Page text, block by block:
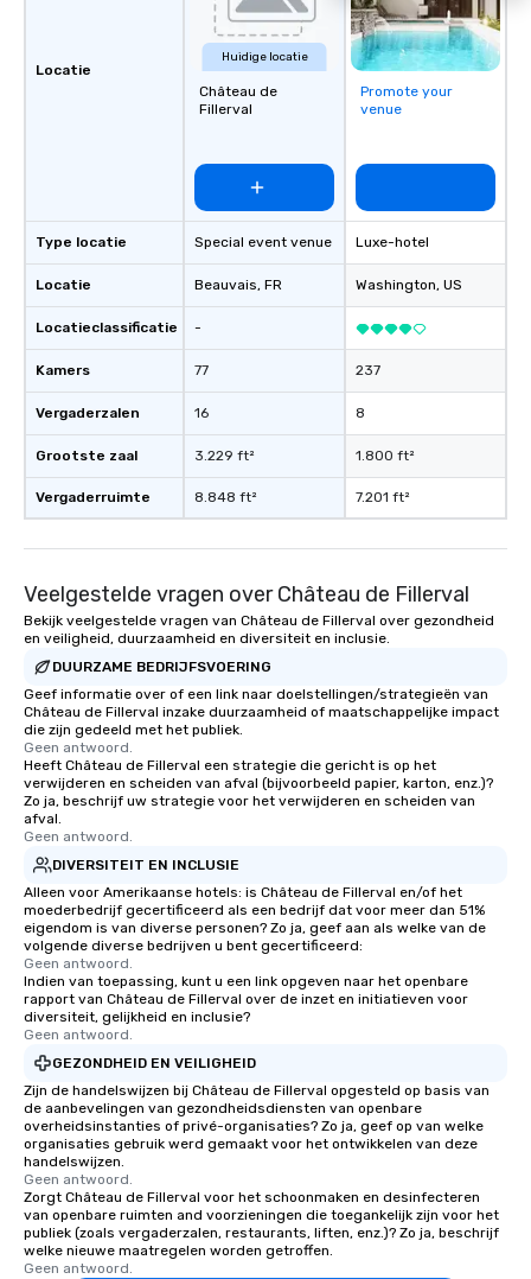
Locatie
Type locatie
Locatie
Locatieclassificatie
Kamers
Vergaderzalen
Grootste zaal
Vergaderruimte
Huidige locatie
Château de
Fillerval
Special event venue
Beauvais, FR
-
77
16
3.229 ft²
8.848 ft²
Promote your
venue
Luxe-hotel
Washington, US
237
8
1.800 ft²
7.201 ft²
Veelgestelde vragen over Château de Fillerval
Bekijk veelgestelde vragen van Château de Fillerval over gezondheid
en veiligheid, duurzaamheid en diversiteit en inclusie.
DUURZAME BEDRIJFSVOERING
Geef informatie over of een link naar doelstellingen/strategieën van
Château de Fillerval inzake duurzaamheid of maatschappelijke impact
die zijn gedeeld met het publiek.
Geen antwoord.
Heeft Château de Fillerval een strategie die gericht is op het
verwijderen en scheiden van afval (bijvoorbeeld papier, karton, enz.)?
Zo ja, beschrijf uw strategie voor het verwijderen en scheiden van
afval.
Geen antwoord.
DIVERSITEIT EN INCLUSIE
Alleen voor Amerikaanse hotels: is Château de Fillerval en/of het
moederbedrijf gecertificeerd als een bedrijf dat voor meer dan 51%
eigendom is van diverse personen? Zo ja, geef aan als welke van de
volgende diverse bedrijven u bent gecertificeerd:
Geen antwoord.
Indien van toepassing, kunt u een link opgeven naar het openbare
rapport van Château de Fillerval over de inzet en initiatieven voor
diversiteit, gelijkheid en inclusie?
Geen antwoord.
GEZONDHEID EN VEILIGHEID
Zijn de handelswijzen bij Château de Fillerval opgesteld op basis van
de aanbevelingen van gezondheidsdiensten van openbare
overheidsinstanties of privé-organisaties? Zo ja, geef op van welke
organisaties gebruik werd gemaakt voor het ontwikkelen van deze
handelswijzen.
Geen antwoord.
Zorgt Château de Fillerval voor het schoonmaken en desinfecteren
van openbare ruimten and voorzieningen die toegankelijk zijn voor het
publiek (zoals vergaderzalen, restaurants, liften, enz.)? Zo ja, beschrijf
welke nieuwe maatregelen worden getroffen.
Geen antwoord.